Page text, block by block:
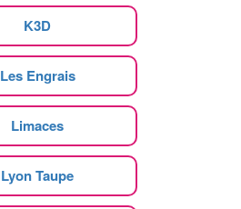
K3D
Les Engrais
Limaces
Lyon Taupe